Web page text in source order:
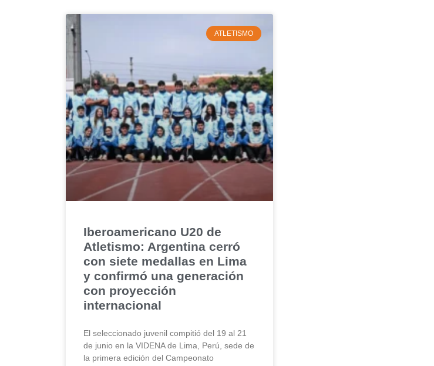
ATLETISMO
Iberoamericano U20 de
Atletismo: Argentina cerró
con siete medallas en Lima
y confirmó una generación
con proyección
internacional
El seleccionado juvenil compitió del 19 al 21
de junio en la VIDENA de Lima, Perú, sede de
la primera edición del Campeonato